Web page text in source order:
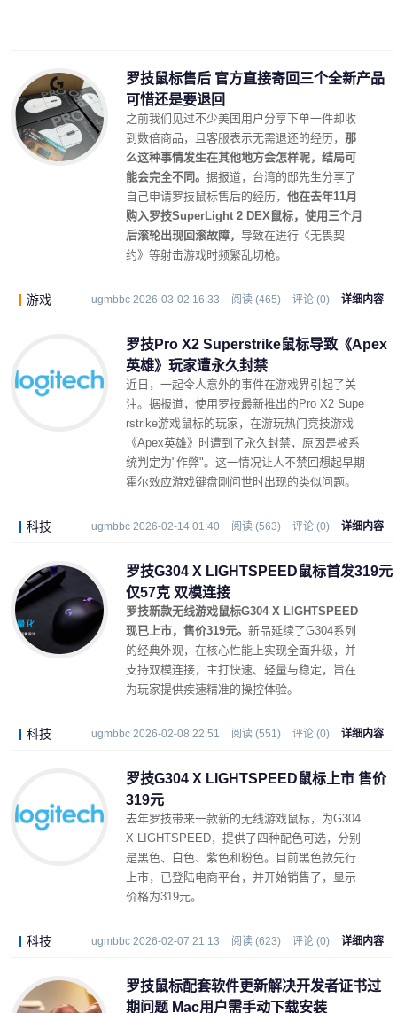
罗技鼠标售后 官方直接寄回三个全新产品
可惜还是要退回
之前我们见过不少美国用户分享下单一件却收
到数倍商品，且客服表示无需退还的经历， 那
么这种事情发生在其他地方会怎样呢，结局可
能会完全不同。 据报道，台湾的邸先生分享了
自己申请罗技鼠标售后的经历， 他在去年11月
购入罗技SuperLight 2 DEX鼠标，使用三个月
后滚轮出现回滚故障， 导致在进行《无畏契
约》等射击游戏时频繁乱切枪。
游戏 ugmbbc 2026-03-02 16:33 阅读 (465) 评论 (0) 详细内容
罗技Pro X2 Superstrike鼠标导致《Apex
英雄》玩家遭永久封禁
近日，一起令人意外的事件在游戏界引起了关
注。据报道，使用罗技最新推出的Pro X2 Supe
rstrike游戏鼠标的玩家，在游玩热门竞技游戏
《Apex英雄》时遭到了永久封禁，原因是被系
统判定为"作弊"。这一情况让人不禁回想起早期
霍尔效应游戏键盘刚问世时出现的类似问题。
科技 ugmbbc 2026-02-14 01:40 阅读 (563) 评论 (0) 详细内容
罗技G304 X LIGHTSPEED鼠标首发319元
仅57克 双模连接
罗技新款无线游戏鼠标G304 X LIGHTSPEED
现已上市，售价319元。 新品延续了G304系列
的经典外观，在核心性能上实现全面升级，并
支持双模连接，主打快速、轻量与稳定，旨在
为玩家提供疾速精准的操控体验。
科技 ugmbbc 2026-02-08 22:51 阅读 (551) 评论 (0) 详细内容
罗技G304 X LIGHTSPEED鼠标上市 售价
319元
去年罗技带来一款新的无线游戏鼠标，为G304
X LIGHTSPEED，提供了四种配色可选，分别
是黑色、白色、紫色和粉色。目前黑色款先行
上市，已登陆电商平台，并开始销售了，显示
价格为319元。
科技 ugmbbc 2026-02-07 21:13 阅读 (623) 评论 (0) 详细内容
罗技鼠标配套软件更新解决开发者证书过
期问题 Mac用户需手动下载安装